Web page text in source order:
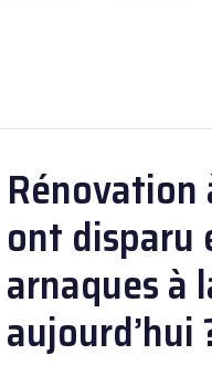
Rénovation
ont disparu
arnaques à
aujourd’hui